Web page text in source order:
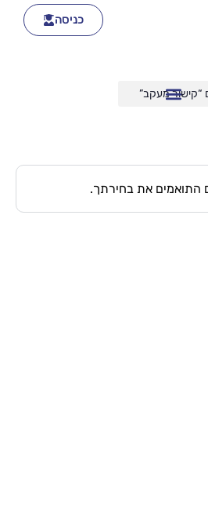
כניסה
“קישור מעקב”
התואמים את בחירתך.